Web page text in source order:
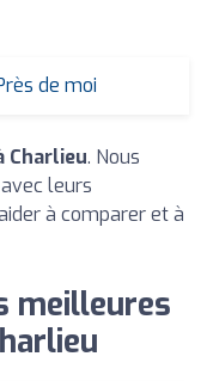
de moi
Charlieu. Nous
leurs
à comparer et à
meilleures